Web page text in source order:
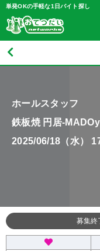
単発OKの手軽な1日バイト探し
ホールスタッフ
鉄板焼 円居-
2025/06/18（水）
募集終